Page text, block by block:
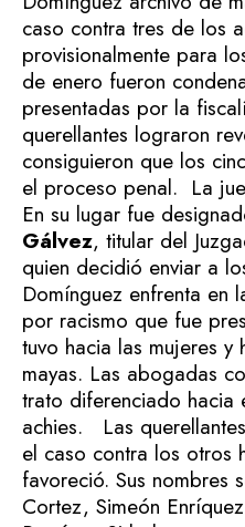
caso contra tres de los
provisionalmente para
de enero fueron
presentadas por la
querellantes lograron
consiguieron que los
el proceso penal. La
En su lugar fue
Gálvez, titular del
quien decidió enviar a
Domínguez enfrenta en
por racismo que fue
tuvo hacia las mujeres y
mayas. Las abogadas
trato diferenciado hacia
achies. Las
el caso contra los otros
favoreció. Sus nombres
Cortez, Simeón